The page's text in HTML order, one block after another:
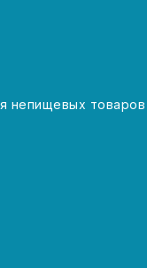
непищевых товаров